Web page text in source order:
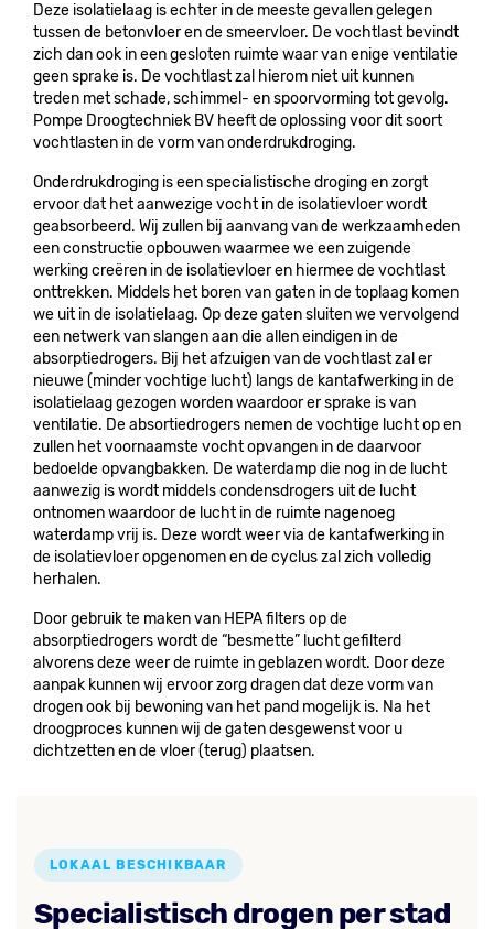
Deze isolatielaag is echter in de meeste gevallen gelegen
tussen de betonvloer en de smeervloer. De vochtlast bevindt
zich dan ook in een gesloten ruimte waar van enige ventilatie
geen sprake is. De vochtlast zal hierom niet uit kunnen
treden met schade, schimmel- en spoorvorming tot gevolg.
Pompe Droogtechniek BV heeft de oplossing voor dit soort
vochtlasten in de vorm van onderdrukdroging.
Onderdrukdroging is een specialistische droging en zorgt
ervoor dat het aanwezige vocht in de isolatievloer wordt
geabsorbeerd. Wij zullen bij aanvang van de werkzaamheden
een constructie opbouwen waarmee we een zuigende
werking creëren in de isolatievloer en hiermee de vochtlast
onttrekken. Middels het boren van gaten in de toplaag komen
we uit in de isolatielaag. Op deze gaten sluiten we vervolgend
een netwerk van slangen aan die allen eindigen in de
absorptiedrogers. Bij het afzuigen van de vochtlast zal er
nieuwe (minder vochtige lucht) langs de kantafwerking in de
isolatielaag gezogen worden waardoor er sprake is van
ventilatie. De absortiedrogers nemen de vochtige lucht op en
zullen het voornaamste vocht opvangen in de daarvoor
bedoelde opvangbakken. De waterdamp die nog in de lucht
aanwezig is wordt middels condensdrogers uit de lucht
ontnomen waardoor de lucht in de ruimte nagenoeg
waterdamp vrij is. Deze wordt weer via de kantafwerking in
de isolatievloer opgenomen en de cyclus zal zich volledig
herhalen.
Door gebruik te maken van HEPA filters op de
absorptiedrogers wordt de “besmette” lucht gefilterd
alvorens deze weer de ruimte in geblazen wordt. Door deze
aanpak kunnen wij ervoor zorg dragen dat deze vorm van
drogen ook bij bewoning van het pand mogelijk is. Na het
droogproces kunnen wij de gaten desgewenst voor u
dichtzetten en de vloer (terug) plaatsen.
LOKAAL BESCHIKBAAR
Specialistisch drogen per stad